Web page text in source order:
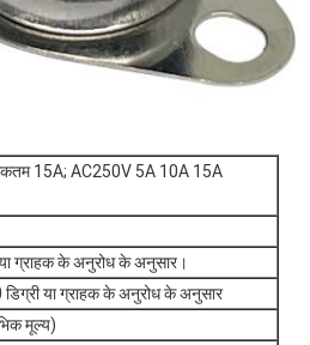
15A; AC250V 5A 10A 15A
ग्राहक के अनुरोध के अनुसार।
या ग्राहक के अनुरोध के अनुसार
मूल्य)